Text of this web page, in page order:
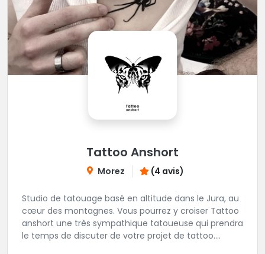
Tattoo Anshort
Morez (4 avis)
Studio de tatouage basé en altitude dans le Jura, au
cœur des montagnes. Vous pourrez y croiser Tattoo
anshort une très sympathique tatoueuse qui prendra
le temps de discuter de votre projet de tattoo.